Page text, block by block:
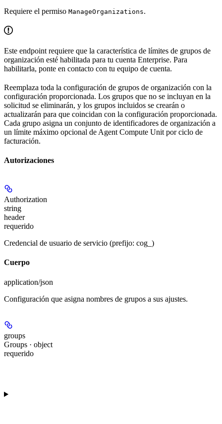
Requiere el permiso ManageOrganizations.
Este endpoint requiere que la característica de límites de grupos de
organización esté habilitada para tu cuenta Enterprise. Para
habilitarla, ponte en contacto con tu equipo de cuenta.
Reemplaza toda la configuración de grupos de organización con la
configuración proporcionada. Los grupos que no se incluyan en la
solicitud se eliminarán, y los grupos incluidos se crearán o
actualizarán para que coincidan con la configuración proporcionada.
Cada grupo asigna un conjunto de identificadores de organización a
un límite máximo opcional de Agent Compute Unit por ciclo de
facturación.
Autorizaciones
Authorization
string
header
requerido
Credencial de usuario de servicio (prefijo: cog_)
Cuerpo
application/json
Configuración que asigna nombres de grupos a sus ajustes.
groups
Groups · object
requerido